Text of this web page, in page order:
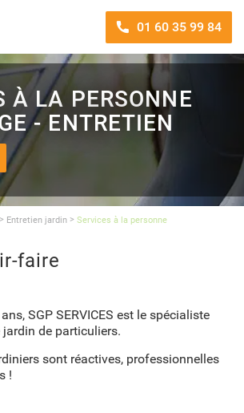
01 60 35 99 84
À LA PERSONNE
- ENTRETIEN
> Entretien jardin > Services à la personne
faire
SGP SERVICES est le spécialiste
jardin de particuliers.
sont réactives, professionnelles
!